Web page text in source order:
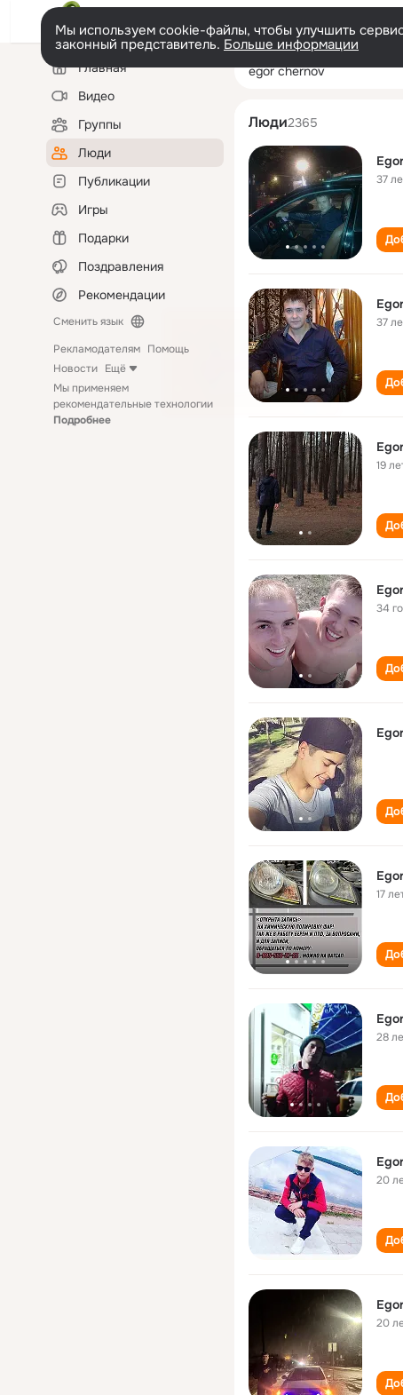
Мы используем cookie-файлы, чтобы улучшить
законный представитель. Больше информации
Левая
колонкаГлавная
Видео
Группы
Люди
Публикации
Игры
Подарки
Поздравления
Рекомендации
Сменить язык
Рекламодателям Помощь
Новости Ещё
Мы применяем
рекомендательные технологии
Подробнее
egor chernov
Люди2365
37
37
19
34
17
28
20
20